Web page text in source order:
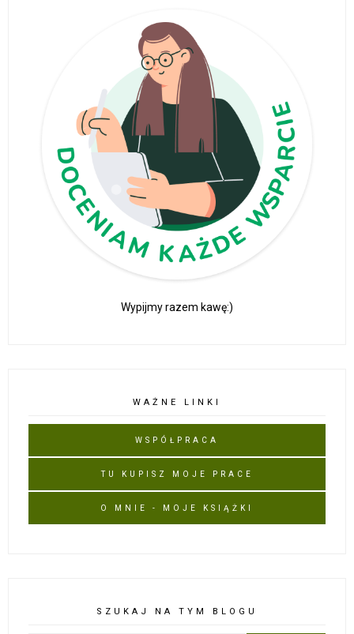
Wypijmy razem kawę:)
WAŻNE LINKI
WSPÓŁPRACA
TU KUPISZ MOJE PRACE
O MNIE - MOJE KSIĄŻKI
SZUKAJ NA TYM BLOGU